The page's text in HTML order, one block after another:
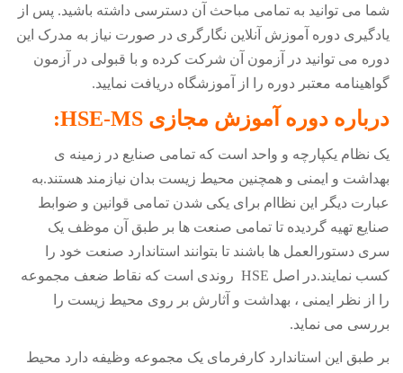
شما می توانید به تمامی مباحث آن دسترسی داشته باشید. پس از
یادگیری دوره آموزش آنلاین نگارگری در صورت نیاز به مدرک این
دوره می توانید در آزمون آن شرکت کرده و با قبولی در آزمون
گواهینامه معتبر دوره را از آموزشگاه دریافت نمایید.
درباره دوره آموزش مجازی HSE-MS:
یک نظام یکپارچه و واحد است که تمامی صنایع در زمینه ی
بهداشت و ایمنی و همچنین محیط زیست بدان نیازمند هستند.به
عبارت دیگر این نظاام برای یکی شدن تمامی قوانین و ضوابط
صنایع تهیه گردیده تا تمامی صنعت ها بر طبق آن موظف یک
سری دستورالعمل ها باشند تا بتوانند استاندارد صنعت خود را
کسب نمایند.در اصل HSE روندی است که نقاط ضعف مجموعه
را از نظر ایمنی ، بهداشت و آثارش بر روی محیط زیست را
بررسی می نماید.
بر طبق این استاندارد کارفرمای یک مجموعه وظیفه دارد محیط